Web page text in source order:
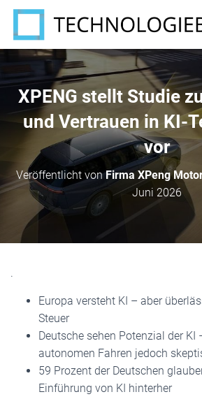
XPENG stellt Studie
und Vertrauen in KI-
vor
Veröffentlicht vonFirma XPeng
Juni 2026
.
Europa versteht KI – aber
Steuer
Deutsche sehen Potenzial der KI
autonomen Fahren jedoch
59 Prozent der Deutschen
Einführung von KI hinterher